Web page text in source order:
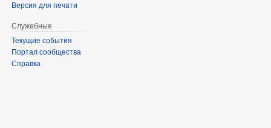
Версия для печати
Служебные
Текущие события
Портал сообщества
Справка